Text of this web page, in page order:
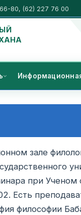
80, (62) 227 76 00
зале
при Ученом
Есть
философии